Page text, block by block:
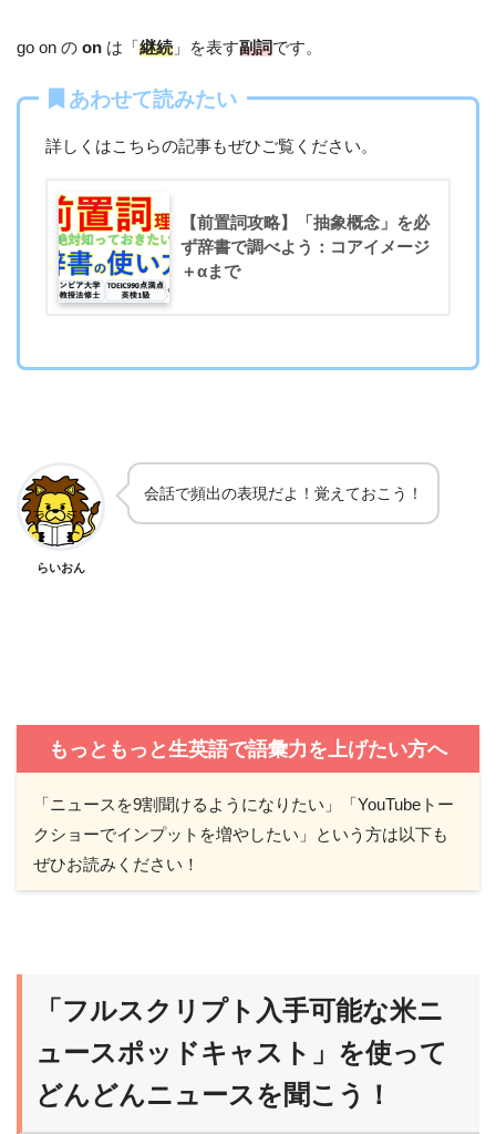
go on の on は「継続 」を表す副詞です。
あわせて読みたい
詳しくはこちらの記事もぜひご覧ください。
【前置詞攻略】「抽象概念」を必
ず辞書で調べよう：コアイメージ
＋αまで
らいおん
会話で頻出の表現だよ！覚えておこう！
もっともっと生英語で語彙力を上げたい方へ
「ニュースを9割聞けるようになりたい」「YouTubeトー
クショーでインプットを増やしたい」という方は以下も
ぜひお読みください！
「フルスクリプト入手可能な米ニ
ュースポッドキャスト」を使って
どんどんニュースを聞こう！